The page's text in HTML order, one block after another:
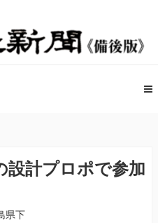
設計プロポで参加
県下